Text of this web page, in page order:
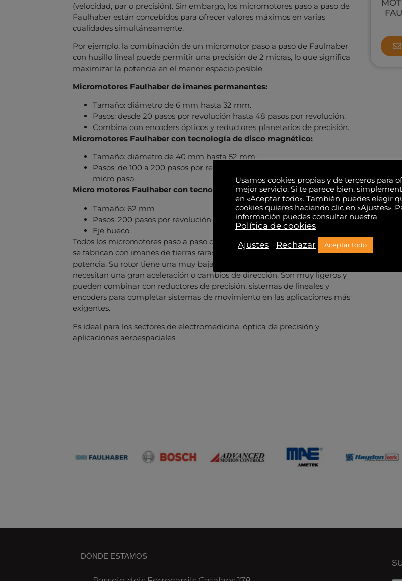
(velocidad, par o precisión). Sin embargo, los micromotores paso a paso de
Faulhaber están concebidos para ofrecer valores máximos en varias
cualidades simultáneamente.
Por ejemplo, la combinación de un micromotor paso a paso de Faulnaber
con husillo lineal puede permitir una precisión de 2 micras, lo que significa
maximizar la potencia en el menor espacio posible.
Micromotores Faulhaber de imanes permanentes:
Tamaño: diámetro de 6 mm hasta 32 mm.
Pasos: desde 20 pasos por revolución hasta 48 pasos por revolución.
Combina con encoders ópticos y reductores planetarios de precisión.
Micromotores Faulhaber con tecnología de disco magnético:
Tamaño: diámetro de 40 mm hasta 52 mm.
Pasos: de 100 a 200 pasos por revolución. Algunos modelos permiten el
micro paso.
Micro motores Faulhaber con tecnología de disco con eje hueco:
Tamaño: 62 mm
Pasos: 200 pasos por revolución. Permite el micro paso.
Eje hueco.
Todos los micromotores paso a paso de Faulhaber de dos fases y multi polo
se fabrican con imanes de tierras raras para maximizar la densidad de
potencia. Su rotor tiene una muy baja inercia, ideal para aplicaciones que
necesitan una gran aceleración o cambios de dirección. Son muy ligeros y
pueden combinar con reductores de precisión, sistemas de lineales y
encoders para completar sistemas de movimiento en las aplicaciones más
exigentes.
Es ideal para los sectores de electromedicina, óptica de precisión y
aplicaciones aeroespaciales.
DÓNDE ESTAMOS
Usamos cookies propias y de terceros para
mejor servicio. Si te parece bien,
en «Aceptar todo». También puedes elegir
cookies quieres haciendo clic en «Ajustes».
información puedes consultar nuestra
Política de cookies
Ajustes
Rechazar Aceptar todo